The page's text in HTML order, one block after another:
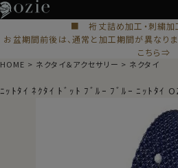
■ 裄丈詰め加工・刺繍
お盆期間前後は、通常と加工期間が異なり
こちら⇒
HOME ネクタイ＆アクセサリー ネクタイ
ﾆｯﾄﾀｲ ﾈｸﾀｲ ﾄﾞｯﾄ ﾌﾞﾙｰ ﾌﾞﾙｰ ﾆｯﾄﾀｲ